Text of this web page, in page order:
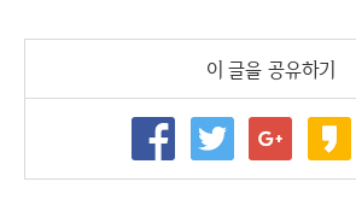
이 글을 공유하기